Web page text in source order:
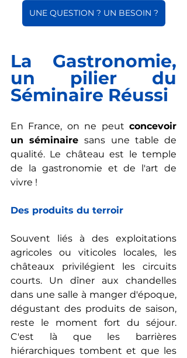
UNE QUESTION ? UN BESOIN ?
La Gastronomie,
un pilier du
Séminaire Réussi
En France, on ne peut concevoir
un séminaire sans une table de
qualité. Le château est le temple
de la gastronomie et de l'art de
vivre !
Des produits du terroir
Souvent liés à des exploitations
agricoles ou viticoles locales, les
châteaux privilégient les circuits
courts. Un dîner aux chandelles
dans une salle à manger d'époque,
dégustant des produits de saison,
reste le moment fort du séjour.
C'est là que les barrières
hiérarchiques tombent et que les